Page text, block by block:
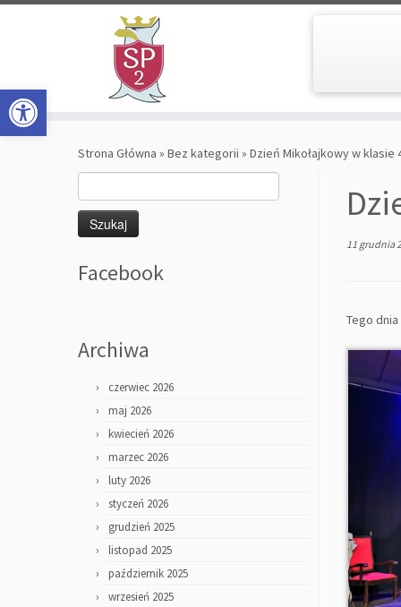
Open toolbar
Skip
Strona Główna » Bez kategorii » Dzień Mikołajkowy w klasie
Facebook
Archiwa
czerwiec 2026
maj 2026
kwiecień 2026
marzec 2026
luty 2026
styczeń 2026
grudzień 2025
listopad 2025
październik 2025
wrzesień 2025
11 grudnia
Tego